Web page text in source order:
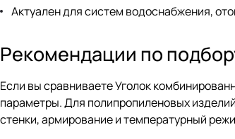
Актуален для систем водоснабжения,
Рекомендации по
Если вы сравниваете Уголок
параметры. Для полипропиленовых
стенки, армирование и температурный